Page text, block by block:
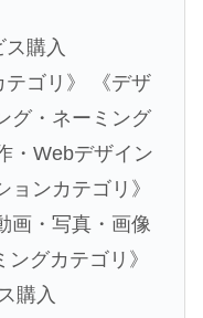
ス購入
テゴリ》 《デザ
グ・ネーミング
・Webデザイン
ンカテゴリ》
画・写真・画像
グカテゴリ》
購入